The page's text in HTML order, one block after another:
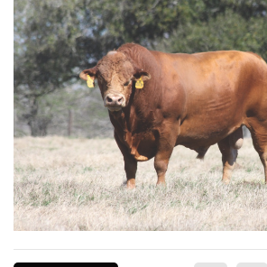
CARNE PORCINA
CARNE AVÍCOLA
CARNES CON VALOR AGREGADO
NOTICIAS
NUEVOS PRODUCTOS
EVENTOS Y CAPACITACIONES
MARKETPLACE